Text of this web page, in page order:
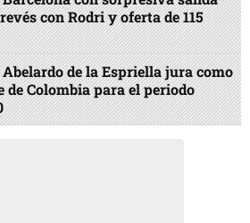
con Rodri y oferta de 115
Abelardo de la Espriella jura como
de Colombia para el periodo